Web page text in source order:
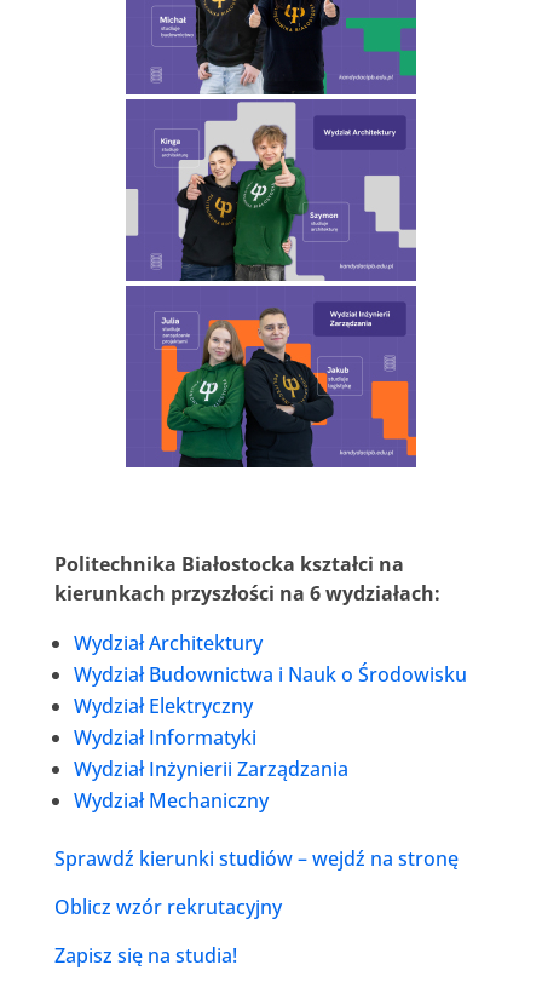
Politechnika Białostocka kształci na
kierunkach przyszłości na 6 wydziałach:
Wydział Architektury
Wydział Budownictwa i Nauk o Środowisku
Wydział Elektryczny
Wydział Informatyki
Wydział Inżynierii Zarządzania
Wydział Mechaniczny
Sprawdź kierunki studiów – wejdź na stronę
Oblicz wzór rekrutacyjny
Zapisz się na studia!